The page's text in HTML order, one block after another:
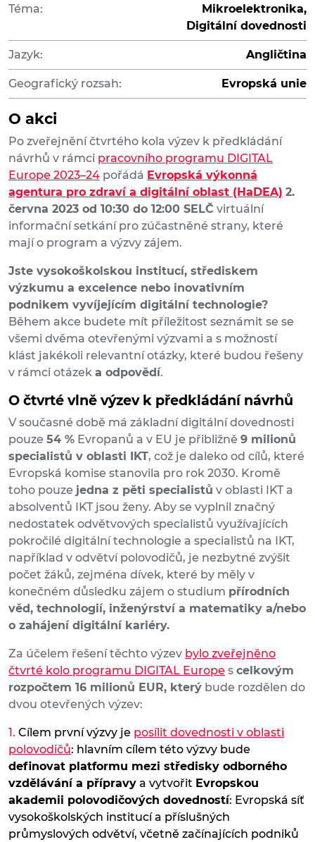
Téma:
Mikroelektronika,
Digitální dovednosti
Jazyk: Angličtina
Geografický rozsah: Evropská unie
O akci
Po zveřejnění čtvrtého kola výzev k předkládání
návrhů v rámci pracovního programu DIGITAL
Europe 2023–24 pořádá Evropská výkonná
agentura pro zdraví a digitální oblast (HaDEA) 2.
června 2023 od 10:30 do 12:00 SELČ virtuální
informační setkání pro zúčastněné strany, které
mají o program a výzvy zájem.
Jste vysokoškolskou institucí, střediskem
výzkumu a excelence nebo inovativním
podnikem vyvíjejícím digitální technologie?
Během akce budete mít příležitost seznámit se se
všemi dvěma otevřenými výzvami a s možností
klást jakékoli relevantní otázky, které budou řešeny
v rámci otázek a odpovědí.
O čtvrté vlně výzev k předkládání návrhů
V současné době má základní digitální dovednosti
pouze 54 % Evropanů a v EU je přibližně 9 milionů
specialistů v oblasti IKT, což je daleko od cílů, které
Evropská komise stanovila pro rok 2030. Kromě
toho pouze jedna z pěti specialistů v oblasti IKT a
absolventů IKT jsou ženy. Aby se vyplnil značný
nedostatek odvětvových specialistů využívajících
pokročilé digitální technologie a specialistů na IKT,
například v odvětví polovodičů, je nezbytné zvýšit
počet žáků, zejména dívek, které by měly v
konečném důsledku zájem o studium přírodních
věd, technologií, inženýrství a matematiky a/nebo
o zahájení digitální kariéry.
Za účelem řešení těchto výzev bylo zveřejněno
čtvrté kolo programu DIGITAL Europe s celkovým
rozpočtem 16 milionů EUR, který bude rozdělen do
dvou otevřených výzev:
Cílem první výzvy je posílit dovednosti v oblasti
polovodičů: hlavním cílem této výzvy bude
definovat platformu mezi středisky odborného
vzdělávání a přípravy a vytvořit Evropskou
akademii polovodičových dovedností: Evropská síť
vysokoškolských institucí a příslušných
průmyslových odvětví, včetně začínajících podniků